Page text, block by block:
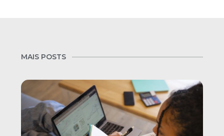
MAIS POSTS